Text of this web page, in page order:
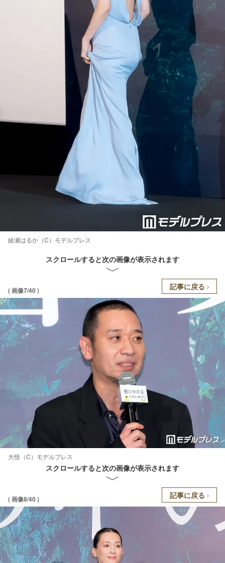
綾瀬はるか（C）モデルプレス
スクロールすると次の画像が表示されます
( 画像7/40 ) 記事に戻る
大悟（C）モデルプレス
スクロールすると次の画像が表示されます
( 画像8/40 ) 記事に戻る